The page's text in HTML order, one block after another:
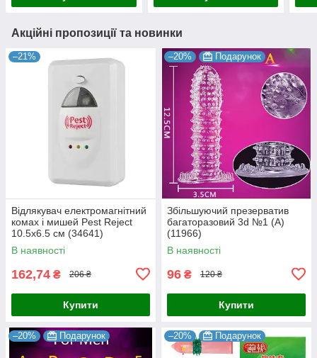
Акційні пропозиції та новинки
–21%
Відлякувач електромагнітний
комах і мишей Pest Reject
10.5х6.5 см (34641)
В наявності
162,74 ₴ 206 ₴
Купити
–20% Подарунок
Збільшуючий презерватив
багаторазовий 3d №1 (А)
(11966)
В наявності
96 ₴ 120 ₴
Купити
–20% Подарунок –20% Подарунок